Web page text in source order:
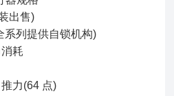
出售)
系列提供自锁机构)
耗
力(64 点)